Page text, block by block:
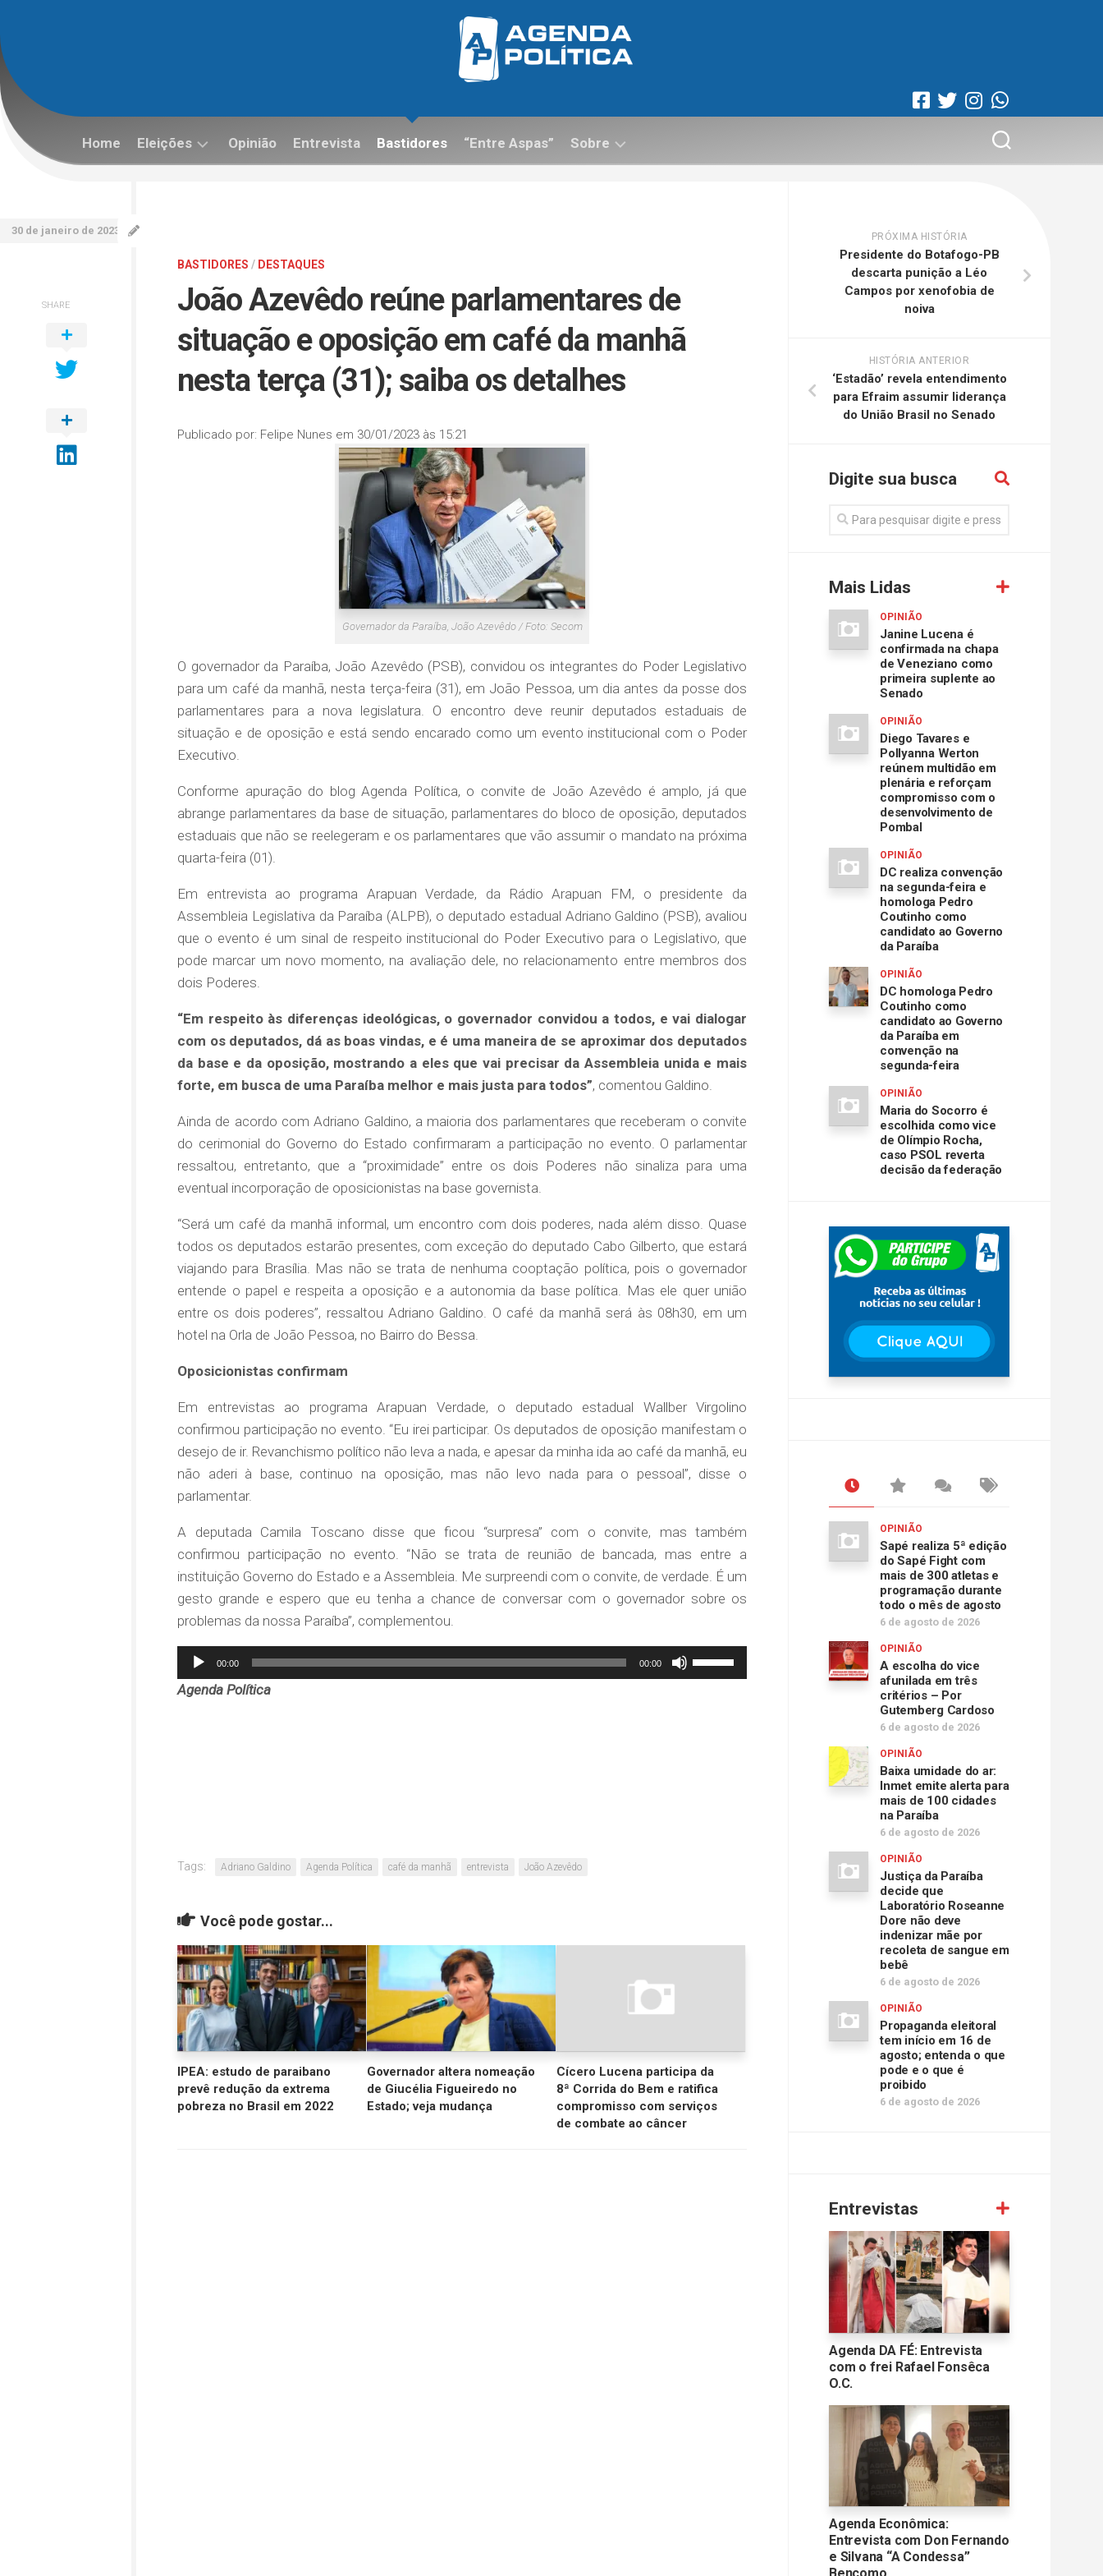
content
Home Eleições Opinião Entrevista Bastidores “Entre Aspas” Sobre
BASTIDORES / DESTAQUES
João Azevêdo reúne parlamentares de
situação e oposição em café da manhã
nesta terça (31); saiba os detalhes
Publicado por: Felipe Nunes em 30/01/2023 às 15:21
30 de janeiro de 2023
Governador da Paraíba, João Azevêdo / Foto: Secom
O governador da Paraíba, João Azevêdo (PSB), convidou os integrantes do Poder Legislativo
para um café da manhã, nesta terça-feira (31), em João Pessoa, um dia antes da posse dos
parlamentares para a nova legislatura. O encontro deve reunir deputados estaduais de
situação e de oposição e está sendo encarado como um evento institucional com o Poder
Executivo.
Conforme apuração do blog Agenda Política, o convite de João Azevêdo é amplo, já que
abrange parlamentares da base de situação, parlamentares do bloco de oposição, deputados
estaduais que não se reelegeram e os parlamentares que vão assumir o mandato na próxima
quarta-feira (01).
Em entrevista ao programa Arapuan Verdade, da Rádio Arapuan FM, o presidente da
Assembleia Legislativa da Paraíba (ALPB), o deputado estadual Adriano Galdino (PSB), avaliou
que o evento é um sinal de respeito institucional do Poder Executivo para o Legislativo, que
pode marcar um novo momento, na avaliação dele, no relacionamento entre membros dos
dois Poderes.
“Em respeito às diferenças ideológicas, o governador convidou a todos, e vai dialogar
com os deputados, dá as boas vindas, e é uma maneira de se aproximar dos deputados
da base e da oposição, mostrando a eles que vai precisar da Assembleia unida e mais
forte, em busca de uma Paraíba melhor e mais justa para todos”, comentou Galdino.
Ainda de acordo com Adriano Galdino, a maioria dos parlamentares que receberam o convite
do cerimonial do Governo do Estado confirmaram a participação no evento. O parlamentar
ressaltou, entretanto, que a “proximidade” entre os dois Poderes não sinaliza para uma
eventual incorporação de oposicionistas na base governista.
“Será um café da manhã informal, um encontro com dois poderes, nada além disso. Quase
todos os deputados estarão presentes, com exceção do deputado Cabo Gilberto, que estará
viajando para Brasília. Mas não se trata de nenhuma cooptação política, pois o governador
entende o papel e respeita a oposição e a autonomia da base política. Mas ele quer união
entre os dois poderes”, ressaltou Adriano Galdino. O café da manhã será às 08h30, em um
hotel na Orla de João Pessoa, no Bairro do Bessa.
Oposicionistas confirmam
Em entrevistas ao programa Arapuan Verdade, o deputado estadual Wallber Virgolino
confirmou participação no evento. “Eu irei participar. Os deputados de oposição manifestam o
desejo de ir. Revanchismo político não leva a nada, e apesar da minha ida ao café da manhã, eu
não aderi à base, continuo na oposição, mas não levo nada para o pessoal”, disse o
parlamentar.
A deputada Camila Toscano disse que ficou “surpresa” com o convite, mas também
confirmou participação no evento. “Não se trata de reunião de bancada, mas entre a
instituição Governo do Estado e a Assembleia. Me surpreendi com o convite, de verdade. É um
gesto grande e espero que eu tenha a chance de conversar com o governador sobre os
problemas da nossa Paraíba”, complementou.
Tocador
de
áudio
00:00 00:00
Use
as
volume.
Agenda Política
Tags: Adriano Galdino Agenda Política café da manhã entrevista João Azevêdo
SHARE
Você pode gostar...
IPEA: estudo de paraibano
prevê redução da extrema
pobreza no Brasil em 2022
Governador altera nomeação
de Giucélia Figueiredo no
Estado; veja mudança
Cícero Lucena participa da
8ª Corrida do Bem e ratifica
compromisso com serviços
de combate ao câncer
PRÓXIMA HISTÓRIA
Presidente do Botafogo-PB
descarta punição a Léo
Campos por xenofobia de
noiva
HISTÓRIA ANTERIOR
‘Estadão’ revela entendimento
para Efraim assumir liderança
do União Brasil no Senado
Digite sua busca
Mais Lidas
OPINIÃO
Janine Lucena é
confirmada na chapa
de Veneziano como
primeira suplente ao
Senado
OPINIÃO
Diego Tavares e
Pollyanna Werton
reúnem multidão em
plenária e reforçam
compromisso com o
desenvolvimento de
Pombal
OPINIÃO
DC realiza convenção
na segunda-feira e
homologa Pedro
Coutinho como
candidato ao Governo
da Paraíba
OPINIÃO
DC homologa Pedro
Coutinho como
candidato ao Governo
da Paraíba em
convenção na
segunda-feira
OPINIÃO
Maria do Socorro é
escolhida como vice
de Olímpio Rocha,
caso PSOL reverta
decisão da federação
OPINIÃO
Sapé realiza 5ª edição
do Sapé Fight com
mais de 300 atletas e
programação durante
todo o mês de agosto
6 de agosto de 2026
OPINIÃO
A escolha do vice
afunilada em três
critérios – Por
Gutemberg Cardoso
6 de agosto de 2026
OPINIÃO
Baixa umidade do ar:
Inmet emite alerta para
mais de 100 cidades
na Paraíba
6 de agosto de 2026
OPINIÃO
Justiça da Paraíba
decide que
Laboratório Roseanne
Dore não deve
indenizar mãe por
recoleta de sangue em
bebê
6 de agosto de 2026
OPINIÃO
Propaganda eleitoral
tem início em 16 de
agosto; entenda o que
pode e o que é
proibido
6 de agosto de 2026
Entrevistas
Agenda DA FÉ: Entrevista
com o frei Rafael Fonsêca
O.C.
Agenda Econômica:
Entrevista com Don Fernando
e Silvana “A Condessa”